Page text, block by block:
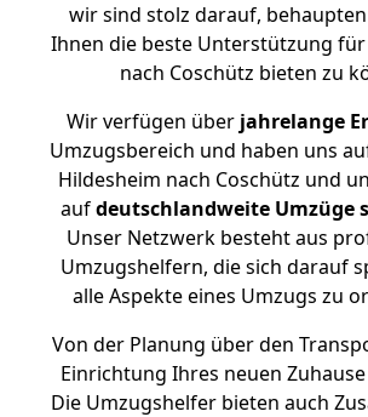
wir sind stolz darauf,
Ihnen die beste Unterstützung
nach Coschütz bieten zu
Wir verfügen überjahrelange
Umzugsbereich und haben uns
Hildesheim nach Coschütz und
aufdeutschlandweite Umzüge
Unser Netzwerk besteht aus
Umzugshelfern, die sich darauf
alle Aspekte eines Umzugs zu
Von der Planung über den
Einrichtung Ihres neuen
Die Umzugshelfer bieten auch